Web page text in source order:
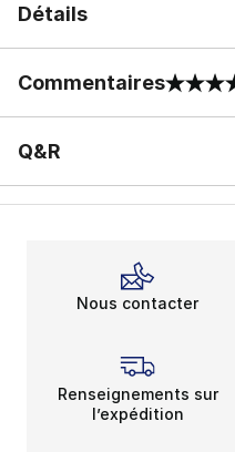
Détails
Commentaires
0 sur 5 notes
Q&R
Nous contacter
Renseignements sur
l’expédition